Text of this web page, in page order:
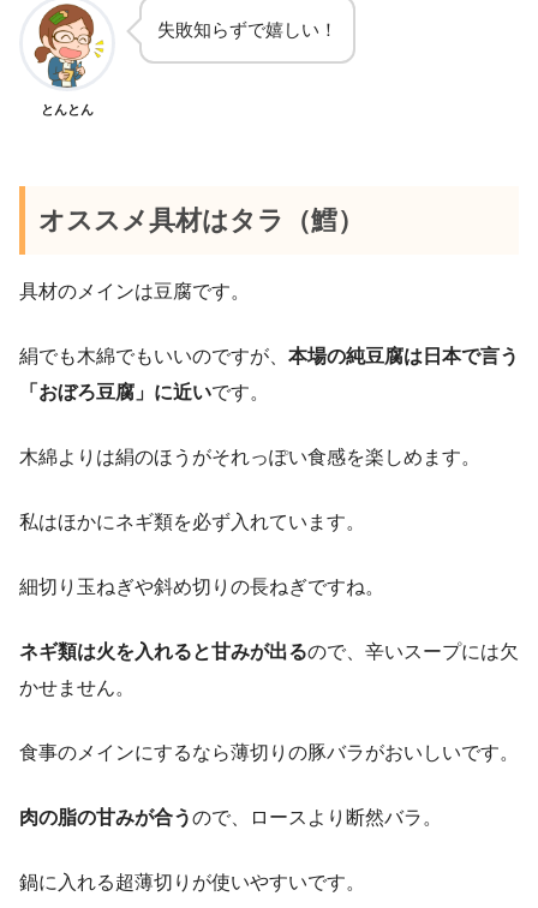
とんとん
失敗知らずで嬉しい！
オススメ具材はタラ（鱈）
具材のメインは豆腐です。
絹でも木綿でもいいのですが、 本場の純豆腐は日本で言う
「おぼろ豆腐」に近いです。
木綿よりは絹のほうがそれっぽい食感を楽しめます。
私はほかにネギ類を必ず入れています。
細切り玉ねぎや斜め切りの長ねぎですね。
ネギ類は火を入れると甘みが出るので、辛いスープには欠
かせません。
食事のメインにするなら薄切りの豚バラがおいしいです。
肉の脂の甘みが合うので、ロースより断然バラ。
鍋に入れる超薄切りが使いやすいです。